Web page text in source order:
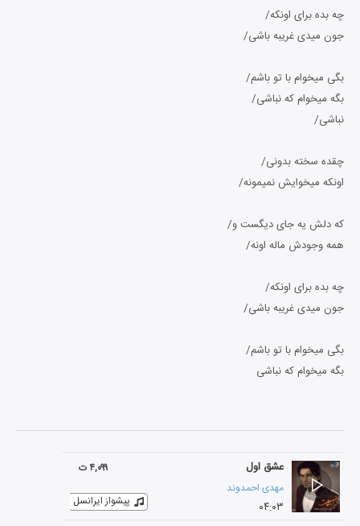
چه بده برای اونکه/
جون میدی غریبه باشی/
بگی میخوام با تو باشم/
بگه میخوام که نباشی/
نباشی/
چقده سخته بدونی/
اونکه میخوایش نمیمونه/
که دلش یه جای دیگست و/
همه وجودش ماله اونه/
چه بده برای اونکه/
جون میدی غریبه باشی/
بگی میخوام با تو باشم/
بگه میخوام که نباشی
عشق اول
مهدی احمدوند
۰۴:۰۳
۴,۰۹۹ ت
پیشواز ایرانسل